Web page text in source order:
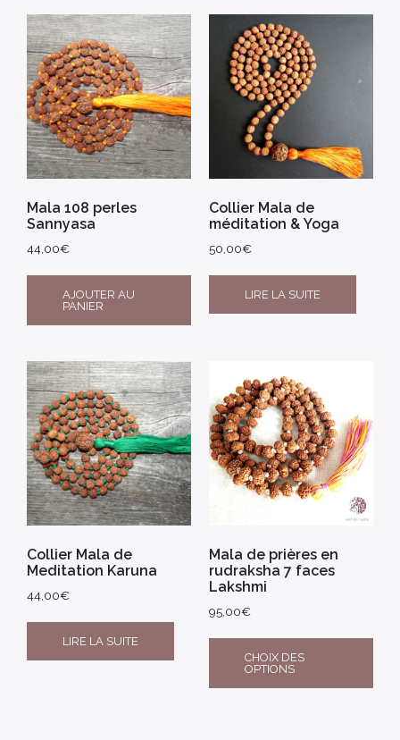
Mala 108 perles
Sannyasa
44,00€
AJOUTER AU
PANIER
Collier Mala de
méditation & Yoga
50,00€
LIRE LA SUITE
Collier Mala de
Meditation Karuna
44,00€
LIRE LA SUITE
Mala de prières en
rudraksha 7 faces
Lakshmi
95,00€
CHOIX DES
OPTIONS